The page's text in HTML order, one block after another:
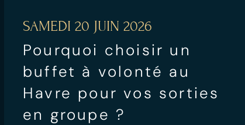
SAMEDI 20 JUIN 2026
Pourquoi choisir un
buffet à volonté au
Havre pour vos sorties
en groupe ?